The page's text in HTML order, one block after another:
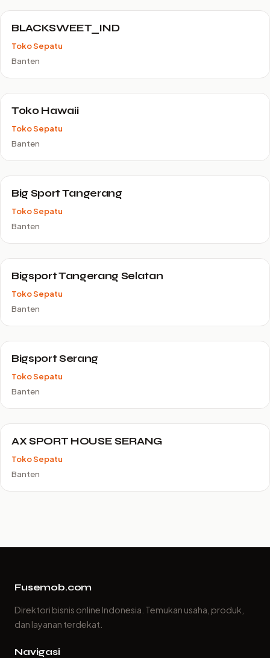
BLACKSWEET_IND
Toko Sepatu
Banten
Toko Hawaii
Toko Sepatu
Banten
Big Sport Tangerang
Toko Sepatu
Banten
Bigsport Tangerang Selatan
Toko Sepatu
Banten
Bigsport Serang
Toko Sepatu
Banten
AX SPORT HOUSE SERANG
Toko Sepatu
Banten
Fusemob.com
Direktori bisnis online Indonesia. Temukan usaha, produk,
dan layanan terdekat.
Navigasi